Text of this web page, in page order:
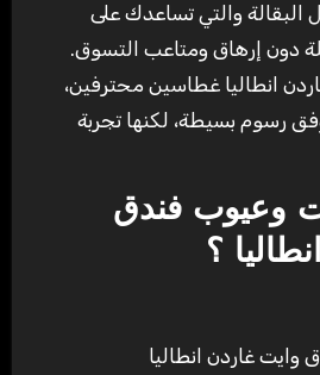
والتي تساعدك على
دون إرهاق ومتاعب التسوق.
انطاليا غطاسين محترفين،
رسوم بسيطة، لكنها تجربة
وعيوب فندق
؟
وايت غاردن انطاليا